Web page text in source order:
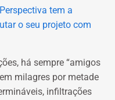
Perspectiva tem a
o seu projeto com
há sempre “amigos
milagres por metade
infiltrações